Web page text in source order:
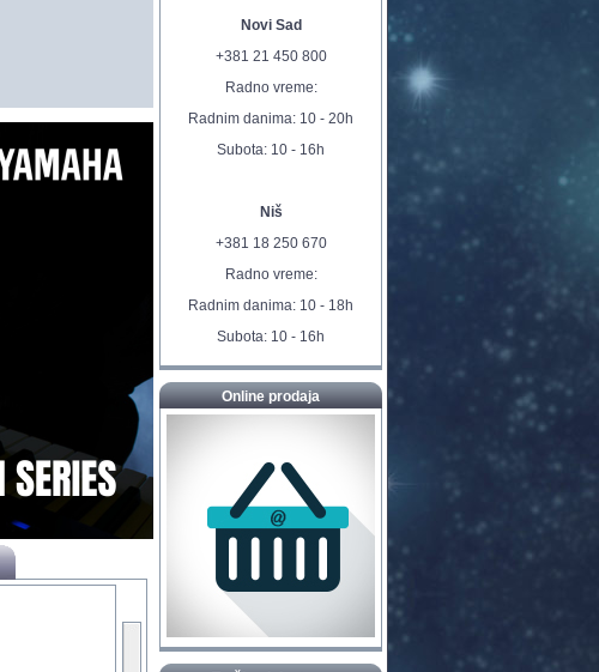
Novi Sad
+381 21 450 800
Radno vreme:
Radnim danima: 10 - 20h
Subota: 10 - 16h
Niš
+381 18 250 670
Radno vreme:
Radnim danima: 10 - 18h
Subota: 10 - 16h
Online prodaja